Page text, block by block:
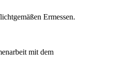
Ermessen.
mit dem